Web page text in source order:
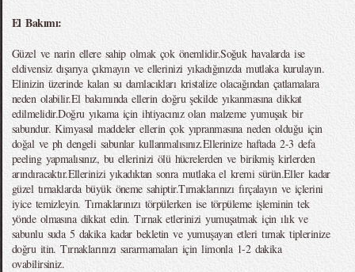
El Bakımı:
Güzel ve narin ellere sahip olmak çok önemlidir.Soğuk havalarda ise
eldivensiz dışarıya çıkmayın ve ellerinizi yıkadığınızda mutlaka kurulayın.
Elinizin üzerinde kalan su damlacıkları kristalize olacağından çatlamalara
neden olabilir.El bakımında ellerin doğru şekilde yıkanmasına dikkat
edilmelidir.Doğru yıkama için ihtiyacınız olan malzeme yumuşak bir
sabundur. Kimyasal maddeler ellerin çok yıpranmasına neden olduğu için
doğal ve ph dengeli sabunlar kullanmalısınız.Ellerinize haftada 2-3 defa
peeling yapmalısınız, bu ellerinizi ölü hücrelerden ve birikmiş kirlerden
arındıracaktır.Ellerinizi yıkadıktan sonra mutlaka el kremi sürün.Eller kadar
güzel tırnaklarda büyük öneme sahiptir.Tırnaklarınızı fırçalayın ve içlerini
iyice temizleyin. Tırnaklarınızı törpülerken ise törpüleme işleminin tek
yönde olmasına dikkat edin. Tırnak etlerinizi yumuşatmak için ılık ve
sabunlu suda 5 dakika kadar bekletin ve yumuşayan etleri tırnak tiplerinize
doğru itin. Tırnaklarınızı sararmamaları için limonla 1-2 dakika
ovabilirsiniz.